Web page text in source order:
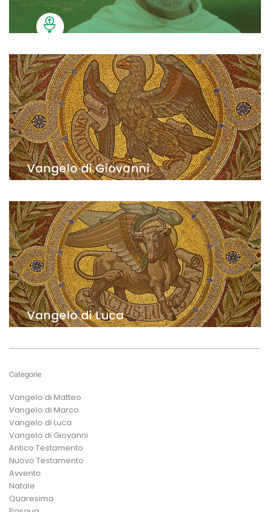
Categorie
Vangelo di Matteo
Vangelo di Marco
Vangelo di Luca
Vangelo di Giovanni
Antico Testamento
Nuovo Testamento
Avvento
Natale
Quaresima